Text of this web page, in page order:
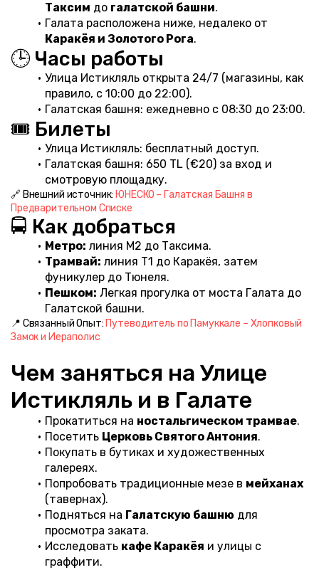
Таксим до галатской башни.
Каракёя и Золотого Рога.
🕒 Часы работы
Улица Истикляль открыта 24/7 (магазины, как
правило, с 10:00 до 22:00).
Галатская башня: ежедневно с 08:30 до 23:00.
🎟️ Билеты
Улица Истикляль: бесплатный доступ.
Галатская башня: 650 TL (€20) за вход и
смотровую площадку.
🔗 Внешний источник: ЮНЕСКО – Галатская Башня в
Предварительном Списке
🚍 Как добраться
Метро: линия M2 до Таксима.
Трамвай: линия T1 до Каракёя, затем
фуникулер до Тюнеля.
Пешком: Легкая прогулка от моста Галата до
Галатской башни.
📍 Связанный Опыт: Путеводитель по Памуккале – Хлопковый
Замок и Иераполис
Чем заняться на Улице
Истикляль и в Галате
Прокатиться на ностальгическом трамвае.
Посетить Церковь Святого Антония.
Покупать в бутиках и художественных
галереях.
Попробовать традиционные мезе в мейханах
(тавернах).
Подняться на Галатскую башню для
просмотра заката.
Исследовать кафе Каракёя и улицы с
граффити.